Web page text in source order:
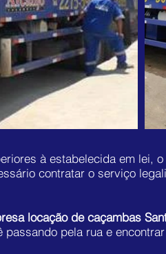
à estabelecida em lei,
contratar o serviço
locação de caçambas
pela rua e